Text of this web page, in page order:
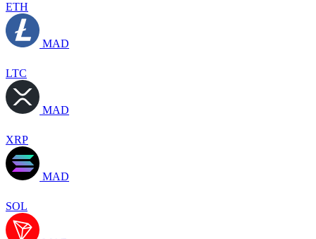
ETH
MAD
LTC
MAD
XRP
MAD
SOL